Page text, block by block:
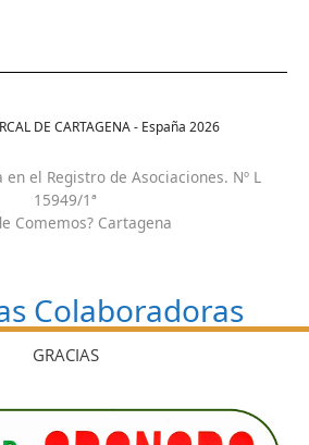
DE CARTAGENA - España 2026
el Registro de Asociaciones. Nº L
15949/1ª
Comemos? Cartagena
Colaboradoras
GRACIAS